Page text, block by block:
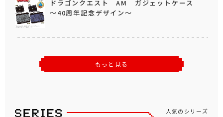
ドラゴンクエスト AM ガジェットケース
～40周年記念デザイン～
もっと見る
人気のシリーズ